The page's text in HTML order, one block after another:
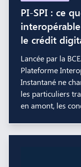
PI-SPI : ce
le crédit
Lancée par la
Plateforme
Instantané ne
les particuliers
en amont, les